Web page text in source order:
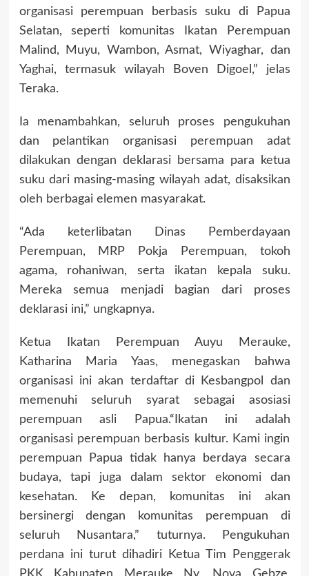
organisasi perempuan berbasis suku di Papua
Selatan, seperti komunitas Ikatan Perempuan
Malind, Muyu, Wambon, Asmat, Wiyaghar, dan
Yaghai, termasuk wilayah Boven Digoel,” jelas
Teraka.
Ia menambahkan, seluruh proses pengukuhan
dan pelantikan organisasi perempuan adat
dilakukan dengan deklarasi bersama para ketua
suku dari masing-masing wilayah adat, disaksikan
oleh berbagai elemen masyarakat.
“Ada keterlibatan Dinas Pemberdayaan
Perempuan, MRP Pokja Perempuan, tokoh
agama, rohaniwan, serta ikatan kepala suku.
Mereka semua menjadi bagian dari proses
deklarasi ini,” ungkapnya.
Ketua Ikatan Perempuan Auyu Merauke,
Katharina Maria Yaas, menegaskan bahwa
organisasi ini akan terdaftar di Kesbangpol dan
memenuhi seluruh syarat sebagai asosiasi
perempuan asli Papua.“Ikatan ini adalah
organisasi perempuan berbasis kultur. Kami ingin
perempuan Papua tidak hanya berdaya secara
budaya, tapi juga dalam sektor ekonomi dan
kesehatan. Ke depan, komunitas ini akan
bersinergi dengan komunitas perempuan di
seluruh Nusantara,” tuturnya. Pengukuhan
perdana ini turut dihadiri Ketua Tim Penggerak